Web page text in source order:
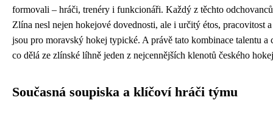
formovali – hráči, trenéry i funkcionáři. Každý z těchto odchovanců
Zlína nesl nejen hokejové dovednosti, ale i určitý étos, pracovitost
jsou pro moravský hokej typické. A právě tato kombinace talentu a
co dělá ze zlínské líhně jeden z nejcennějších klenotů českého
Současná soupiska a klíčoví hráči týmu